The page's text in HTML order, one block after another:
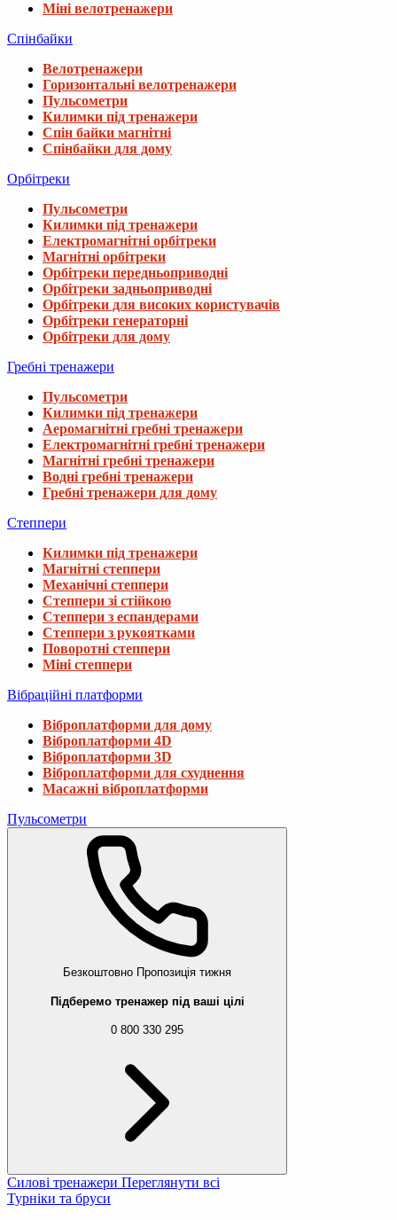
Міні велотренажери
Спінбайки
Велотренажери
Горизонтальні велотренажери
Пульсометри
Килимки під тренажери
Спін байки магнітні
Спінбайки для дому
Орбітреки
Пульсометри
Килимки під тренажери
Електромагнітні орбітреки
Магнітні орбітреки
Орбітреки передньоприводні
Орбітреки задньоприводні
Орбітреки для високих користувачів
Орбітреки генераторні
Орбітреки для дому
Гребні тренажери
Пульсометри
Килимки під тренажери
Аеромагнітні гребні тренажери
Електромагнітні гребні тренажери
Магнітні гребні тренажери
Водні гребні тренажери
Гребні тренажери для дому
Степпери
Килимки під тренажери
Магнітні степпери
Механічні степпери
Степпери зі стійкою
Степпери з еспандерами
Степпери з рукоятками
Поворотні степпери
Міні степпери
Вібраційні платформи
Віброплатформи для дому
Віброплатформи 4D
Віброплатформи 3D
Віброплатформи для схуднення
Масажні віброплатформи
Пульсометри
Безкоштовно Пропозиція тижня
Підберемо тренажер під ваші цілі
0 800 330 295
Силові тренажери Переглянути всі
Турніки та бруси